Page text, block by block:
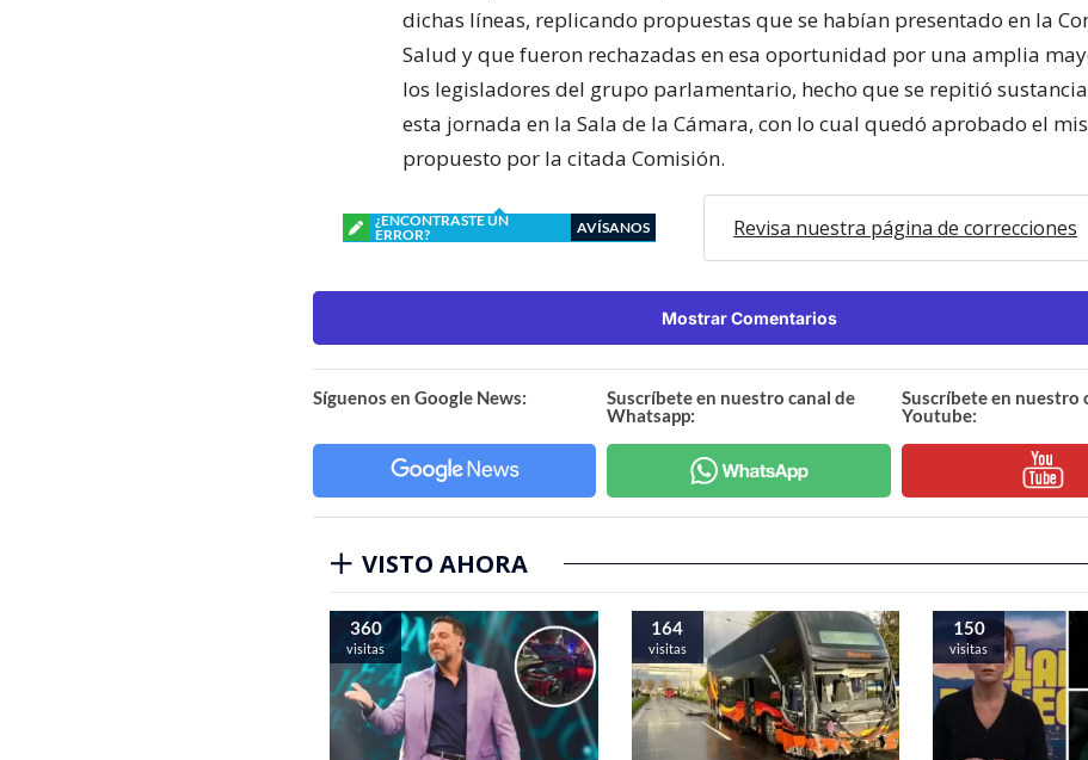
dichas líneas, replicando propuestas que se habían presentado en la
Salud y que fueron rechazadas en esa oportunidad por una amplia
los legisladores del grupo parlamentario, hecho que se repitió
esta jornada en la Sala de la Cámara, con lo cual quedó aprobado el
propuesto por la citada Comisión.
¿ENCONTRASTE UN
ERROR?
AVÍSANOS Revisa nuestra página de correcciones
Mostrar Comentarios
Síguenos en Google News:
Suscríbete en nuestro canal de
Whatsapp:
Suscríbete en nuestro
Youtube:
VISTO AHORA
360
visitas
164
visitas
150
visitas